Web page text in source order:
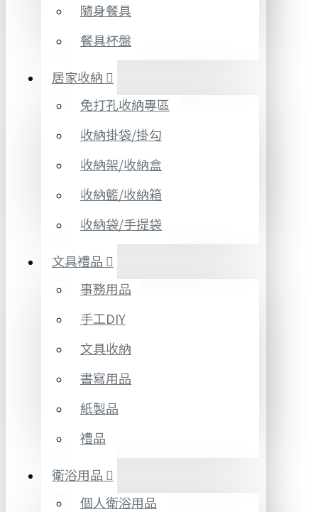
隨身餐具
餐具杯盤
居家收納
免打孔收納專區
收納掛袋/掛勾
收納架/收納盒
收納籃/收納箱
收納袋/手提袋
文具禮品
事務用品
手工DIY
文具收納
書寫用品
紙製品
禮品
衛浴用品
個人衛浴用品